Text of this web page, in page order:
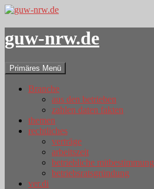
guw-nrw.de
Suchen
Primäres Menü
Inhalt
Branche
aus den betrieben
zahlen daten fakten
themen
rechtliches
verträge
arbeitszeit
betriebliche mitbestimmung
betriebsratsgründung
ver.di